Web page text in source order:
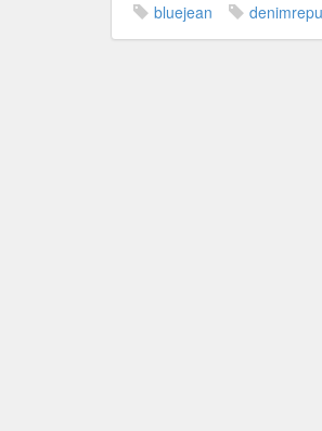
bluejean